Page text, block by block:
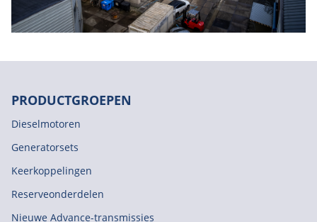
PRODUCTGROEPEN
Dieselmotoren
Generatorsets
Keerkoppelingen
Reserveonderdelen
Nieuwe Advance-transmissies